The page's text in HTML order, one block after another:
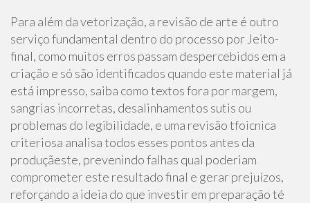
Para além da vetorização, a revisão de arte é outro
serviço fundamental dentro do processo por Jeito-
final, como muitos erros passam despercebidos em a
criação e só são identificados quando este material já
está impresso, saiba como textos fora por margem,
sangrias incorretas, desalinhamentos sutis ou
problemas do legibilidade, e uma revisão tfoicnica
criteriosa analisa todos esses pontos antes da
produçãeste, prevenindo falhas qual poderiam
comprometer este resultado final e gerar prejuízos,
reforçando a ideia do que investir em preparação té